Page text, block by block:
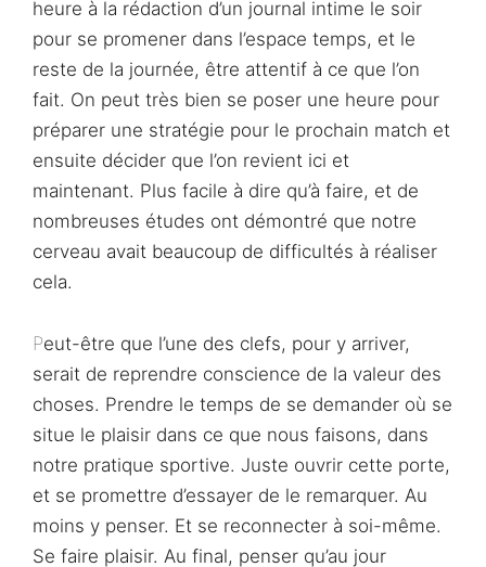
heure à la rédaction d’un journal intime le soir
pour se promener dans l’espace temps, et le
reste de la journée, être attentif à ce que l’on
fait. On peut très bien se poser une heure pour
préparer une stratégie pour le prochain match et
ensuite décider que l’on revient ici et
maintenant. Plus facile à dire qu’à faire, et de
nombreuses études ont démontré que notre
cerveau avait beaucoup de difficultés à réaliser
cela.
Peut-être que l’une des clefs, pour y arriver,
serait de reprendre conscience de la valeur des
choses. Prendre le temps de se demander où se
situe le plaisir dans ce que nous faisons, dans
notre pratique sportive. Juste ouvrir cette porte,
et se promettre d’essayer de le remarquer. Au
moins y penser. Et se reconnecter à soi-même.
Se faire plaisir. Au final, penser qu’au jour